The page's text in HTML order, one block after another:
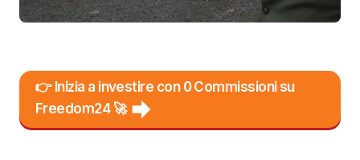
👉 Inizia a investire con 0 Commissioni su
Freedom24 🚀